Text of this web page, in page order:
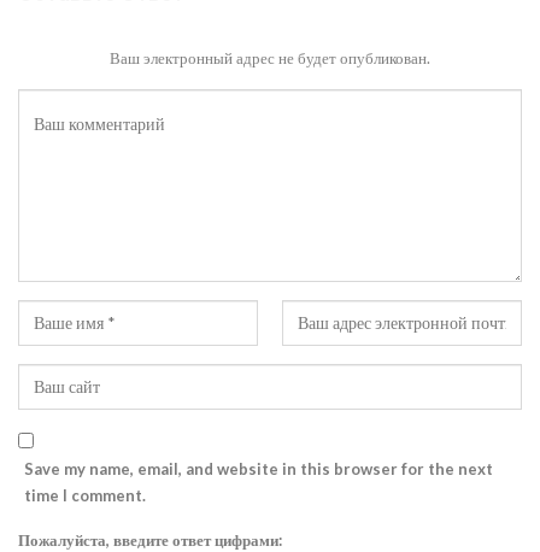
Ваш электронный адрес не будет опубликован.
Save my name, email, and website in this browser for the next
time I comment.
Пожалуйста, введите ответ цифрами: